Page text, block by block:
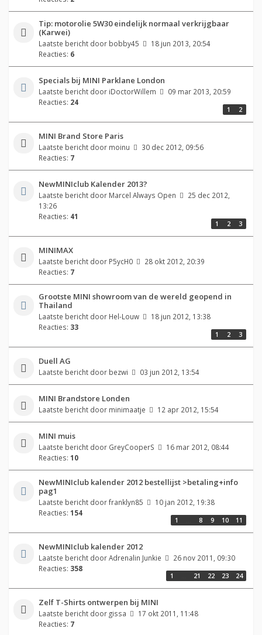
Tip: motorolie 5W30 eindelijk normaal verkrijgbaar
(Karwei)
Laatste bericht door bobby45
18 jun 2013, 20:54
Reacties: 6
Specials bij MINI Parklane London
Laatste bericht door iDoctorWillem
09 mar 2013, 20:59
Reacties: 24
1 2
MINI Brand Store Paris
Laatste bericht door moinu
30 dec 2012, 09:56
Reacties: 7
NewMINIclub Kalender 2013?
Laatste bericht door Marcel Always Open
25 dec 2012,
13:26
Reacties: 41
1 2 3
MINIMAX
Laatste bericht door P5ycH0
28 okt 2012, 20:39
Reacties: 7
Grootste MINI showroom van de wereld geopend in
Thailand
Laatste bericht door Hel-Louw
18 jun 2012, 13:38
Reacties: 33
1 2 3
Duell AG
Laatste bericht door bezwi 03 jun 2012, 13:54
MINI Brandstore Londen
Laatste bericht door minimaatje 12 apr 2012, 15:54
MINI muis
Laatste bericht door GreyCooperS
16 mar 2012, 08:44
Reacties: 10
NewMINIclub kalender 2012 bestellijst >betaling+info
pag1
Laatste bericht doorfranklyn85
10 jan 2012, 19:38
Reacties: 154
1 8 9 10 11
NewMINIclub kalender 2012
Laatste bericht doorAdrenalin Junkie
26 nov 2011, 09:30
Reacties: 358
1 21 22 23 24
Zelf T-Shirts ontwerpen bij MINI
Laatste bericht door gissa
17 okt 2011, 11:48
Reacties: 7